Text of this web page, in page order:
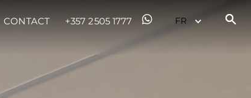
CONTACT +357 2505 1777